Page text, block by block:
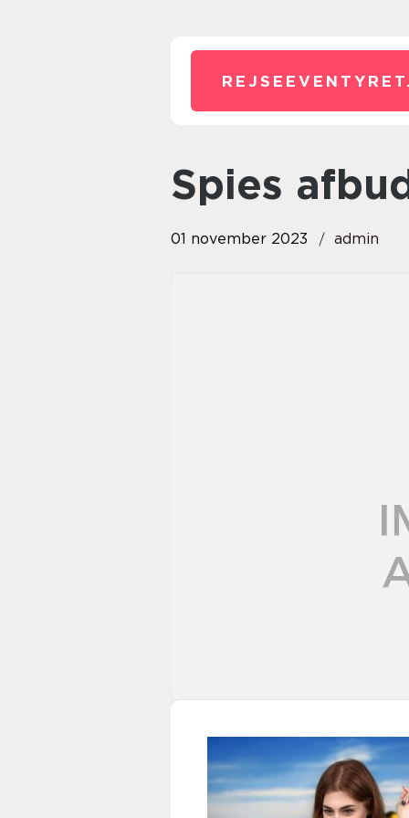
spies
01 november 2023 admin